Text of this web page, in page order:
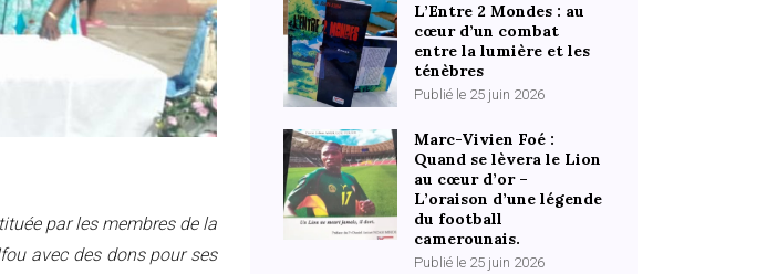
par les membres de la
avec des dons pour ses
L’Entre 2 Mondes : au
cœur d’un combat
entre la lumière et les
ténèbres
Publié le 25 juin 2026
Marc-Vivien Foé :
Quand se lèvera le Lion
au cœur d’or –
L’oraison d’une légende
du football
camerounais.
Publié le 25 juin 2026